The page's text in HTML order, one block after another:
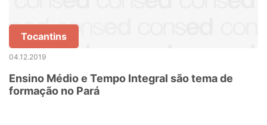
Tocantins
04.12.2019
Ensino Médio e Tempo Integral são tema de
formação no Pará